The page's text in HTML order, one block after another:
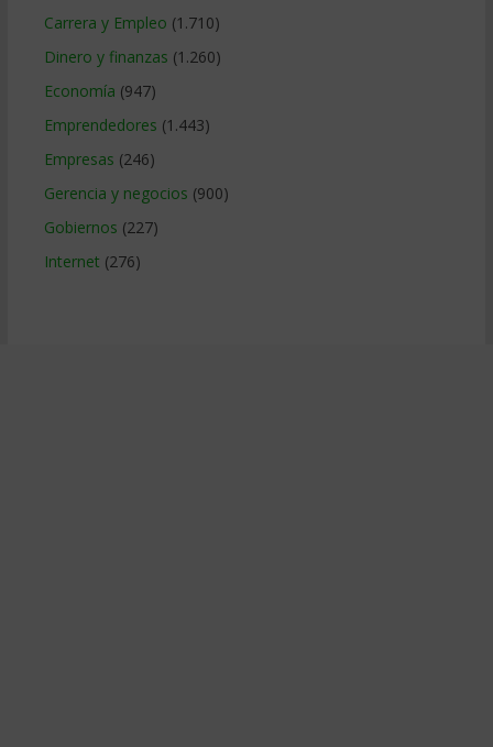
Carrera y Empleo (1.710)
Dinero y finanzas (1.260)
Economía (947)
Emprendedores (1.443)
Empresas (246)
Gerencia y negocios (900)
Gobiernos (227)
Internet (276)